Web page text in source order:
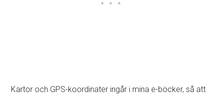
Kartor och GPS-koordinater ingår i mina e-böcker, så att